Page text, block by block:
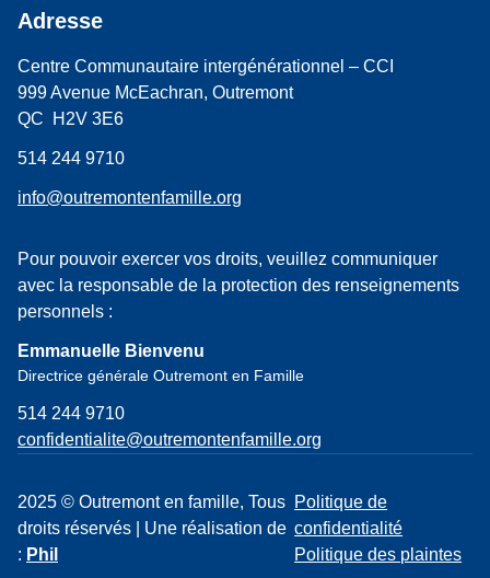
Adresse
Centre Communautaire intergénérationnel – CCI
999 Avenue McEachran, Outremont
QC H2V 3E6
514 244 9710
info@outremontenfamille.org
Pour pouvoir exercer vos droits, veuillez communiquer
avec la responsable de la protection des renseignements
personnels :
Emmanuelle Bienvenu
Directrice générale Outremont en Famille
514 244 9710
confidentialite@outremontenfamille.org
2025 © Outremont en famille, Tous
droits réservés | Une réalisation de
: Phil
Politique de
confidentialité
Politique des plaintes